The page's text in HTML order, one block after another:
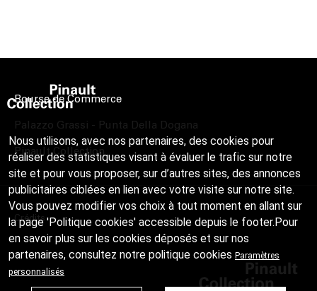
Bourse de Commerce
Palazzo Grassi - Punta Della Dogana
Pinault Collection
Crédits
Nous utilisons, avec nos partenaires, des cookies pour
réaliser des statistiques visant à évaluer le trafic sur notre
site et pour vous proposer, sur d’autres sites, des annonces
publicitaires ciblées en lien avec votre visite sur notre site.
Vous pouvez modifier vos choix à tout moment en allant sur
la page 'Politique cookies' accessible depuis le footer.Pour
en savoir plus sur les cookies déposés et sur nos
partenaires, consultez notre politique cookies Paramètres
personnalisés